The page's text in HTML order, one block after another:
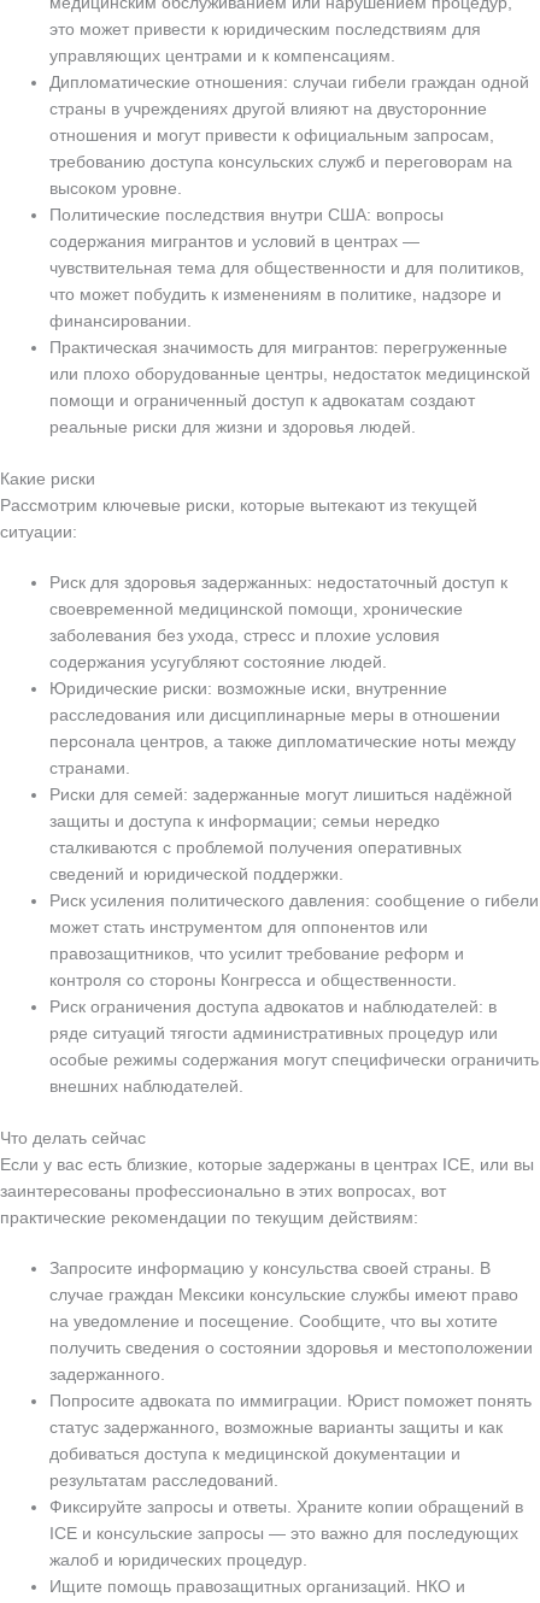
это может привести к юридическим последствиям для
управляющих центрами и к компенсациям.
Дипломатические отношения: случаи гибели граждан одной
страны в учреждениях другой влияют на двусторонние
отношения и могут привести к официальным запросам,
требованию доступа консульских служб и переговорам на
высоком уровне.
Политические последствия внутри США: вопросы
содержания мигрантов и условий в центрах —
чувствительная тема для общественности и для политиков,
что может побудить к изменениям в политике, надзоре и
финансировании.
Практическая значимость для мигрантов: перегруженные
или плохо оборудованные центры, недостаток медицинской
помощи и ограниченный доступ к адвокатам создают
реальные риски для жизни и здоровья людей.
Какие риски
Рассмотрим ключевые риски, которые вытекают из текущей
ситуации:
Риск для здоровья задержанных: недостаточный доступ к
своевременной медицинской помощи, хронические
заболевания без ухода, стресс и плохие условия
содержания усугубляют состояние людей.
Юридические риски: возможные иски, внутренние
расследования или дисциплинарные меры в отношении
персонала центров, а также дипломатические ноты между
странами.
Риски для семей: задержанные могут лишиться надёжной
защиты и доступа к информации; семьи нередко
сталкиваются с проблемой получения оперативных
сведений и юридической поддержки.
Риск усиления политического давления: сообщение о гибели
может стать инструментом для оппонентов или
правозащитников, что усилит требование реформ и
контроля со стороны Конгресса и общественности.
Риск ограничения доступа адвокатов и наблюдателей: в
ряде ситуаций тягости административных процедур или
особые режимы содержания могут специфически ограничить
внешних наблюдателей.
Что делать сейчас
Если у вас есть близкие, которые задержаны в центрах ICE, или вы
заинтересованы профессионально в этих вопросах, вот
практические рекомендации по текущим действиям:
Запросите информацию у консульства своей страны. В
случае граждан Мексики консульские службы имеют право
на уведомление и посещение. Сообщите, что вы хотите
получить сведения о состоянии здоровья и местоположении
задержанного.
Попросите адвоката по иммиграции. Юрист поможет понять
статус задержанного, возможные варианты защиты и как
добиваться доступа к медицинской документации и
результатам расследований.
Фиксируйте запросы и ответы. Храните копии обращений в
ICE и консульские запросы — это важно для последующих
жалоб и юридических процедур.
Ищите помощь правозащитных организаций. НКО и